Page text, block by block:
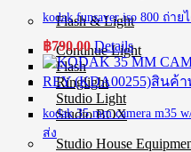
Flash & Light
Continue Light
Flash
Ringlight
Studio Light
Studio BOX
Studio House
kodak funsaver iso 800 ถ่า
฿790.00 Details
kodak 35 mm camera m35
ส่ง